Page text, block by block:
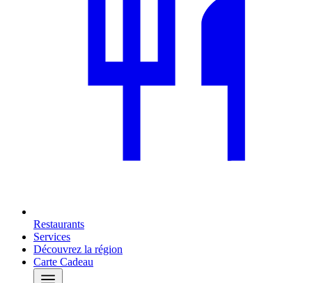
Restaurants
Services
Découvrez la région
Carte Cadeau